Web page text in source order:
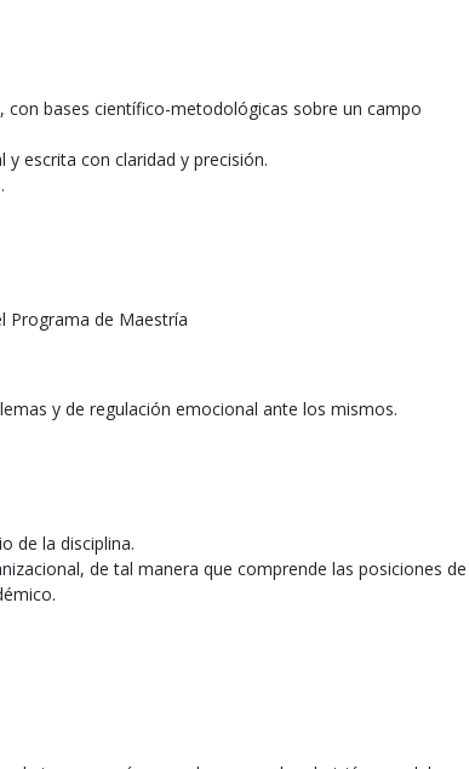
con bases científico-metodológicas sobre un campo
escrita con claridad y precisión.
Programa de Maestría
y de regulación emocional ante los mismos.
de la disciplina.
de tal manera que comprende las posiciones de